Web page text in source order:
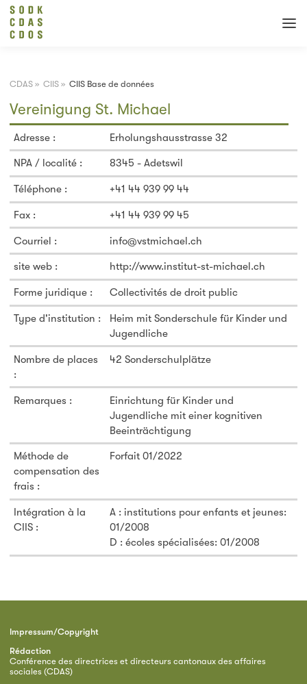
CDAS » CIIS » CIIS Base de données
Vereinigung St. Michael
Adresse : Erholungshausstrasse 32
NPA / localité : 8345 - Adetswil
Téléphone : +41 44 939 99 44
Fax : +41 44 939 99 45
Courriel : info@vstmichael.ch
site web : http://www.institut-st-michael.ch
Forme juridique : Collectivités de droit public
Type d'institution :
Heim mit Sonderschule für Kinder und
Jugendliche
Nombre de places
:
42 Sonderschulplätze
Remarques :
Einrichtung für Kinder und
Jugendliche mit einer kognitiven
Beeinträchtigung
Méthode de
compensation des
frais :
Forfait 01/2022
Intégration à la
CIIS :
A : institutions pour enfants et jeunes:
01/2008
D : écoles spécialisées: 01/2008
Impressum/Copyright
Rédaction
Conférence des directrices et directeurs cantonaux des affaires
sociales (CDAS)